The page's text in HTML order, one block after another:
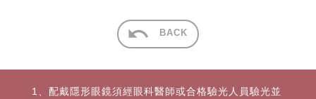
BACK
1、配戴隱形眼鏡須經眼科醫師或合格驗光人員驗光並